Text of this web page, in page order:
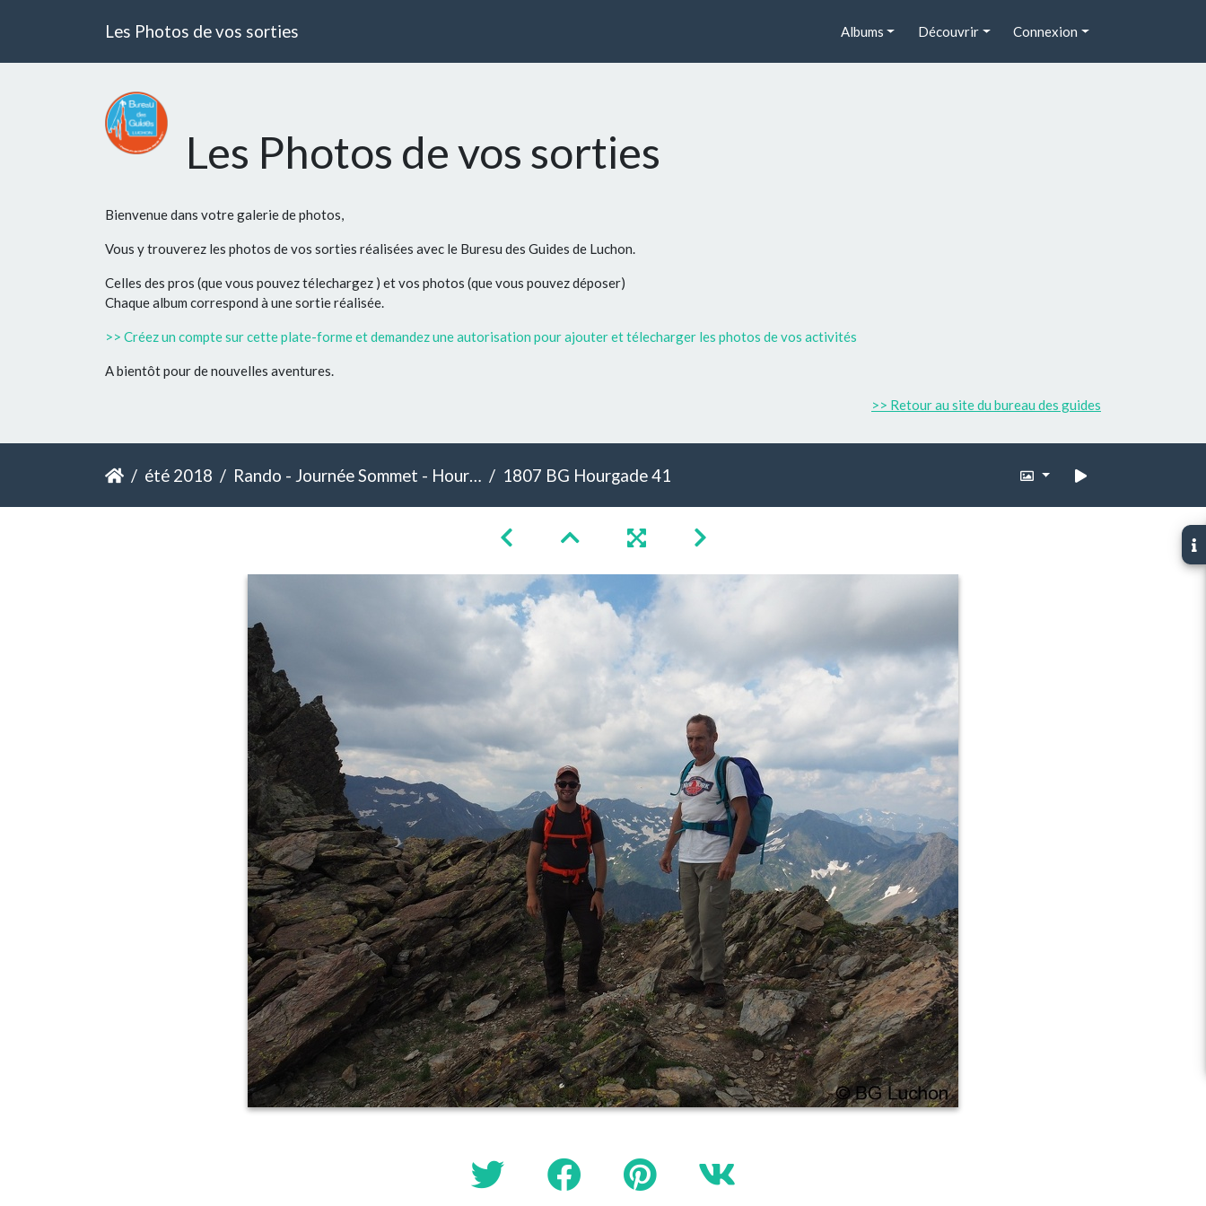
Les Photos de vos sorties Albums Découvrir Connexion
Les Photos de vos sorties
Bienvenue dans votre galerie de photos,
Vous y trouverez les photos de vos sorties réalisées avec le Buresu des Guides de Luchon.
Celles des pros (que vous pouvez télechargez ) et vos photos (que vous pouvez déposer)
Chaque album correspond à une sortie réalisée.
>> Créez un compte sur cette plate-forme et demandez une autorisation pour ajouter et télecharger les photos de vos activités
A bientôt pour de nouvelles aventures.
>> Retour au site du bureau des guides
été 2018 Rando - Journée Sommet - Hourgade 1807 BG Hourgade 41